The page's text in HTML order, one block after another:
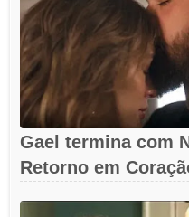
Gael termina com
Retorno em